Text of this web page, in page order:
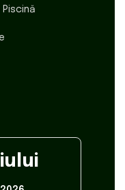
Piscină